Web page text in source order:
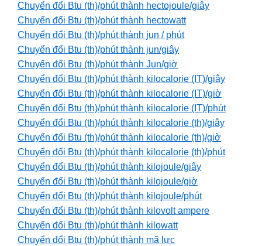
Chuyển đổi Btu (th)/phút thành hectojoule/giây
Chuyển đổi Btu (th)/phút thành hectowatt
Chuyển đổi Btu (th)/phút thành jun / phút
Chuyển đổi Btu (th)/phút thành jun/giây
Chuyển đổi Btu (th)/phút thành Jun/giờ
Chuyển đổi Btu (th)/phút thành kilocalorie (IT)/giây
Chuyển đổi Btu (th)/phút thành kilocalorie (IT)/giờ
Chuyển đổi Btu (th)/phút thành kilocalorie (IT)/phút
Chuyển đổi Btu (th)/phút thành kilocalorie (th)/giây
Chuyển đổi Btu (th)/phút thành kilocalorie (th)/giờ
Chuyển đổi Btu (th)/phút thành kilocalorie (th)/phút
Chuyển đổi Btu (th)/phút thành kilojoule/giây
Chuyển đổi Btu (th)/phút thành kilojoule/giờ
Chuyển đổi Btu (th)/phút thành kilojoule/phút
Chuyển đổi Btu (th)/phút thành kilovolt ampere
Chuyển đổi Btu (th)/phút thành kilowatt
Chuyển đổi Btu (th)/phút thành mã lực